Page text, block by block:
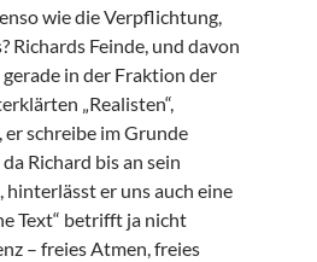
wie die Verpflichtung,
Richards Feinde, und davon
in der Fraktion der
„Realisten“,
schreibe im Grunde
Richard bis an sein
er uns auch eine
Text“ betrifft ja nicht
– freies Atmen, freies